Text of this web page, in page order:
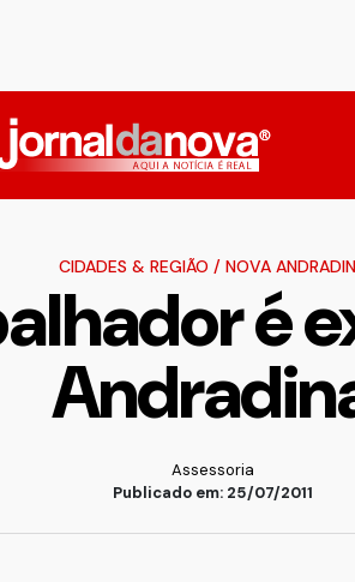
CIDADES & REGIÃO / NOVA
é
Assessoria
Publicado em: 25/07/2011